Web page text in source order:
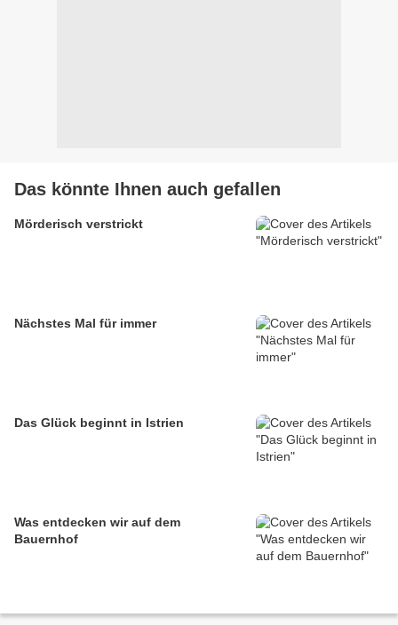
Das könnte Ihnen auch gefallen
Mörderisch verstrickt
Nächstes Mal für immer
Das Glück beginnt in Istrien
Was entdecken wir auf dem
Bauernhof